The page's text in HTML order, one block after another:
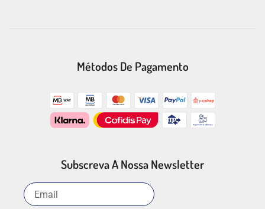
Métodos De Pagamento
Subscreva A Nossa Newsletter